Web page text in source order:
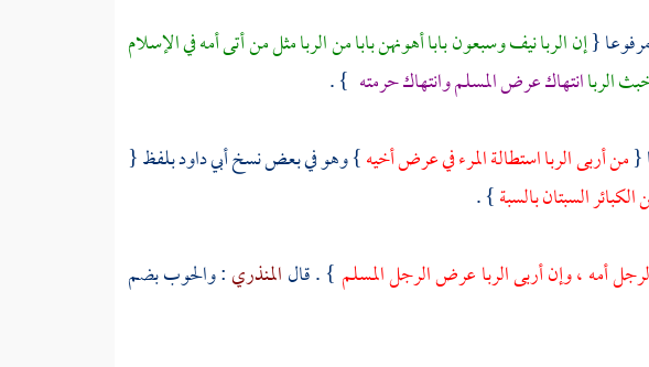
{إن الربا نيف وسبعون بابا أهونهن بابا من الربا مثل من أتى أمه في الإسلام
الرباانتهاك عرض المسلم وانتهاك حرمته } .
{من أربى الربا استطالة المرء في عرض أخيه} وهو في بعض نسخأبي داودبلفظ {
السبتان بالسبة} .
أمه ، وإن أربى الربا عرض الرجل المسلم } . قالالمنذري: والحوب بضم